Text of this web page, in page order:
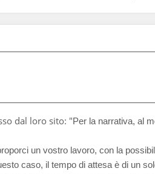
dal loro sito: "Per la narrativa, al
un vostro lavoro, con la
caso, il tempo di attesa è di un